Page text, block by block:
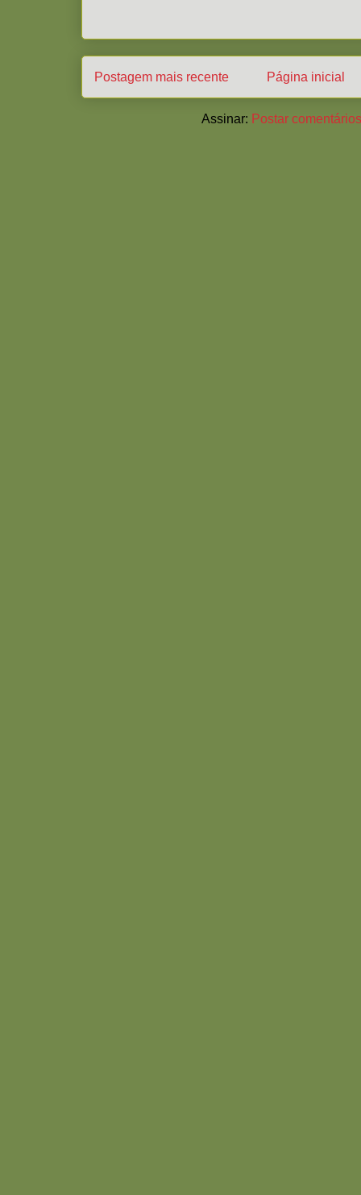
Postagem mais recente Página inicial
Assinar: Postar